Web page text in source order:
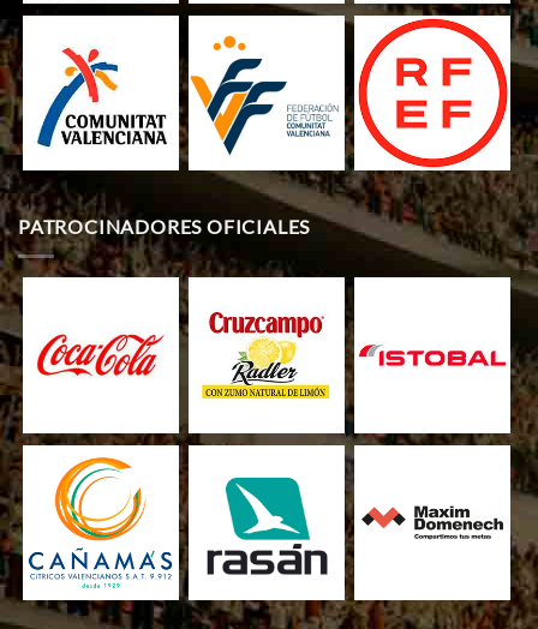
PATROCINADORES OFICIALES